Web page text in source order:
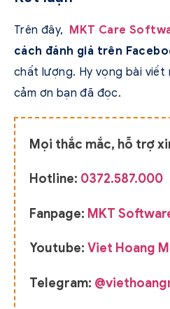
Trên đây, MKT Care
cách đánh giá trên
chất lượng. Hy vọng bài viết
cảm ơn bạn đã đọc.
Mọi thắc mắc, hỗ trợ
Hotline: 0372.587.000
Fanpage: MKT
Youtube: Viet Hoang
Telegram: